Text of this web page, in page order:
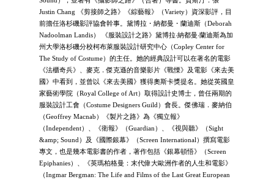
Justin Chang 《剪接師之路》《綜藝報》（Variety）資深影評，目
前擔任洛杉磯影評協會幹事。黛博拉・納都曼・蘭迪斯（Deborah
Nadoolman Landis） 《服裝設計之路》黛博拉‧納都曼‧蘭迪斯為加
州大學洛杉磯分校柯布萊服裝設計研究中心（Copley Center for
The Study of Costume）的主任。她的經典設計可以在著名的電影
《法櫃奇兵》、麥克．傑克遜的音樂影片《戰慄》及電影《來去美
國》中看到，並曾以《來去美國》獲得奧斯卡獎提名。她從英國皇
家藝術學院（Royal College of Art）取得設計史博士，曾任兩期的
服裝設計工會（Costume Designers Guild）會長。傑佛瑞．麥納伯
（Geoffrey Macnab）《製片之路》為《獨立報》
（Independent）、《衛報》（Guardian）、《視與聽》（Sight
&amp; Sound）及《國際銀幕》（Screen International）撰寫電影
專文，也是幾本電影書的作者，著作包括《銀幕頓悟》（Screen
Epiphanies）、《英瑪柏格曼：末代偉大歐洲作者的人生和電影》
（Ingmar Bergman: The Life and Films of the Last Great European